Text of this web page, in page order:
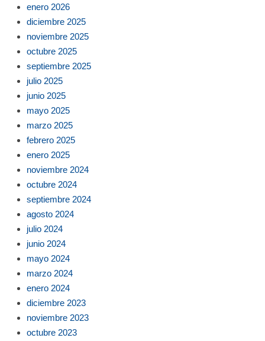
enero 2026
diciembre 2025
noviembre 2025
octubre 2025
septiembre 2025
julio 2025
junio 2025
mayo 2025
marzo 2025
febrero 2025
enero 2025
noviembre 2024
octubre 2024
septiembre 2024
agosto 2024
julio 2024
junio 2024
mayo 2024
marzo 2024
enero 2024
diciembre 2023
noviembre 2023
octubre 2023